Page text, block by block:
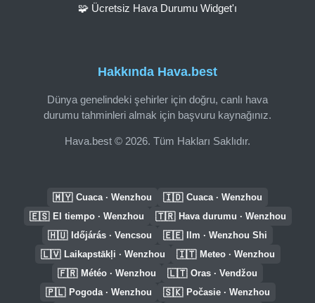
Hakkında Hava.best
Dünya genelindeki şehirler için doğru, canlı hava
durumu tahminleri almak için başvuru kaynağınız.
Hava.best © 2026. Tüm Hakları Saklıdır.
🧩 Ücretsiz Hava Durumu Widget'ı
🇲🇾 Cuaca · Wenzhou 🇮🇩 Cuaca · Wenzhou
🇪🇸 El tiempo · Wenzhou 🇹🇷 Hava durumu · Wenzhou
🇭🇺 Időjárás · Vencsou 🇪🇪 Ilm · Wenzhou Shi
🇱🇻 Laikapstākļi · Wenzhou 🇮🇹 Meteo · Wenzhou
🇫🇷 Météo · Wenzhou 🇱🇹 Oras · Vendžou
🇵🇱 Pogoda · Wenzhou 🇸🇰 Počasie · Wenzhou